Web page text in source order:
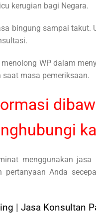
kerugian bagi Negara.
bingung sampai takut.
WP dalam
masa pemeriksaan.
menggunakan jasa
pertanyaan Anda
| Jasa Konsultan